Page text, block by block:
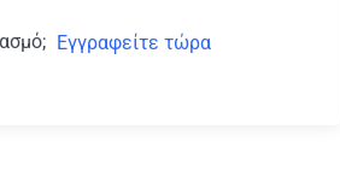
Εγγραφείτε τώρα